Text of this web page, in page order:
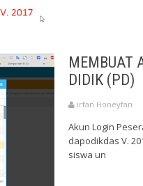
MEMBUAT
DIDIK (PD)
irfan Honeyfan
Akun Login
dapodikdas V.
siswa un